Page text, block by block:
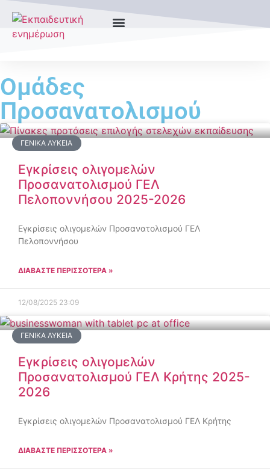
Ομάδες
Προσανατολισμού
ΓΕΝΙΚΆ ΛΎΚΕΙΑ
Εγκρίσεις ολιγομελών
Προσανατολισμού ΓΕΛ
Πελοποννήσου 2025-2026
Εγκρίσεις ολιγομελών Προσανατολισμού ΓΕΛ
Πελοποννήσου
ΔΙΑΒΑΣΤΕ ΠΕΡΙΣΣΟΤΕΡΑ »
12/08/2025 23:09
ΓΕΝΙΚΆ ΛΎΚΕΙΑ
Εγκρίσεις ολιγομελών
Προσανατολισμού ΓΕΛ Κρήτης 2025-
2026
Εγκρίσεις ολιγομελών Προσανατολισμού ΓΕΛ Κρήτης
ΔΙΑΒΑΣΤΕ ΠΕΡΙΣΣΟΤΕΡΑ »